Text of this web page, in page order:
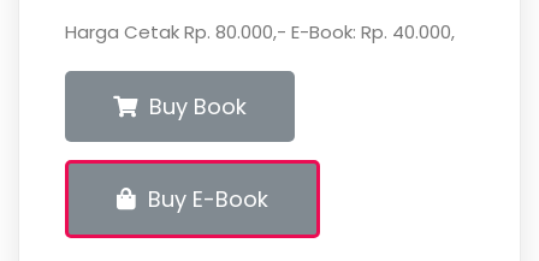
Harga Cetak Rp. 80.000,- E-Book: Rp. 40.000,
Buy Book
Buy E-Book